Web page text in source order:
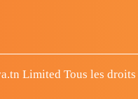
Limited Tous les droits